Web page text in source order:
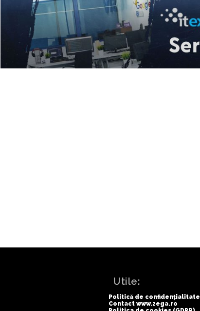
Utile:
Politică de confidențialitate
Contact www.zega.ro